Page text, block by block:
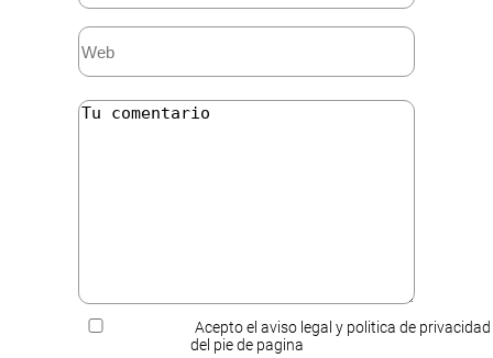
Acepto el aviso legal y politica de privacidad
del pie de pagina